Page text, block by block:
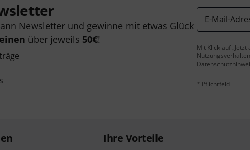
Newsletter und gewinne mit etwas Glück
über jeweils 50€!
E-Mail-
Mit Klick auf
* Pflichtfeld
Ihre Vorteile